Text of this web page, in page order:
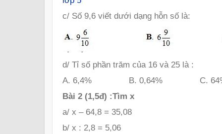
c/ Số 9,6 viết dưới dạng hỗn số là:
d/ Tỉ số phần trăm của 16 và 25 là :
A. 6,4% B. 0,64% C.
Bài 2 (1,5đ) :Tìm x
a/ x – 64,8 = 35,08
b/ x : 2,8 = 5,06